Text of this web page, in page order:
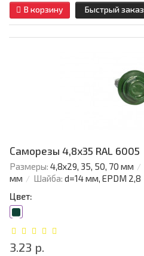
В корзину Быстрый заказ
Саморезы 4,8х35 RAL 6005
Размеры: 4,8х29, 35, 50, 70 мм
мм
Шайба: d=14 мм, EPDM 2,8
Цвет:
3.23 р.